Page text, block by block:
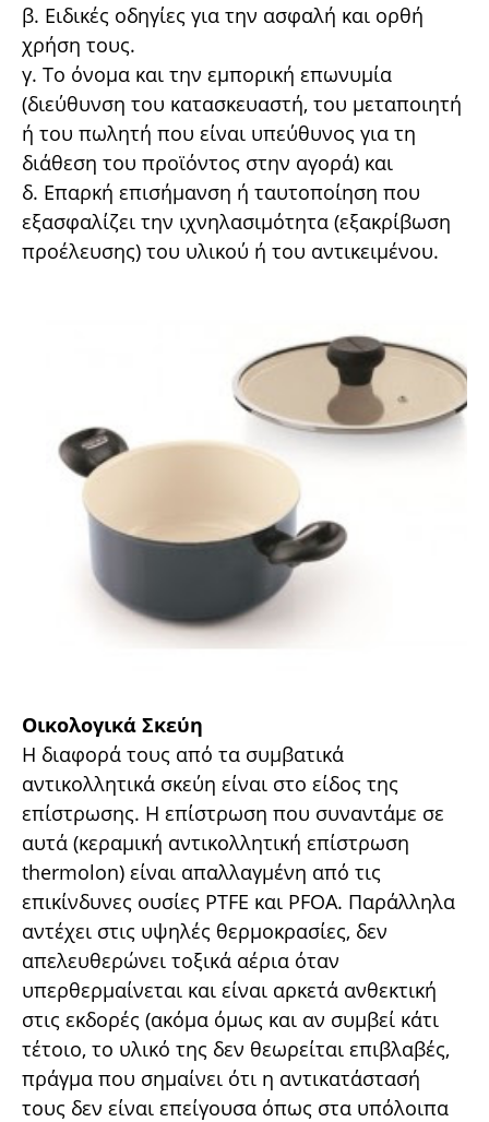
β. Ειδικές οδηγίες για την ασφαλή και ορθή
χρήση τους.
γ. Το όνοµα και την εµπορική επωνυµία
(διεύθυνση του κατασκευαστή, του µεταποιητή
ή του πωλητή που είναι υπεύθυνος για τη
διάθεση του προϊόντος στην αγορά) και
δ. Επαρκή επισήµανση ή ταυτοποίηση που
εξασφαλίζει την ιχνηλασιµότητα (εξακρίβωση
προέλευσης) του υλικού ή του αντικειµένου.
Οικολογικά Σκεύη
Η διαφορά τους από τα συµβατικά
αντικολλητικά σκεύη είναι στο είδος της
επίστρωσης. H επίστρωση που συναντάµε σε
αυτά (κεραµική αντικολλητική επίστρωση
thermolon) είναι απαλλαγµένη από τις
επικίνδυνες ουσίες PTFE και PFOA. Παράλληλα
αντέχει στις υψηλές θερµοκρασίες, δεν
απελευθερώνει τοξικά αέρια όταν
υπερθερµαίνεται και είναι αρκετά ανθεκτική
στις εκδορές (ακόµα όµως και αν συµβεί κάτι
τέτοιο, το υλικό της δεν θεωρείται επιβλαβές,
πράγµα που σηµαίνει ότι η αντικατάστασή
τους δεν είναι επείγουσα όπως στα υπόλοιπα